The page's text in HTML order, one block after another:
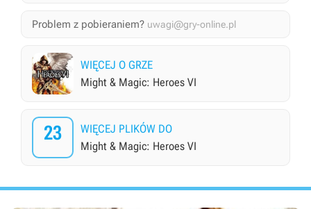
Problem z pobieraniem? uwagi@gry-online.pl
WIĘCEJ O GRZE
Might & Magic: Heroes VI
23
WIĘCEJ PLIKÓW DO
Might & Magic: Heroes VI